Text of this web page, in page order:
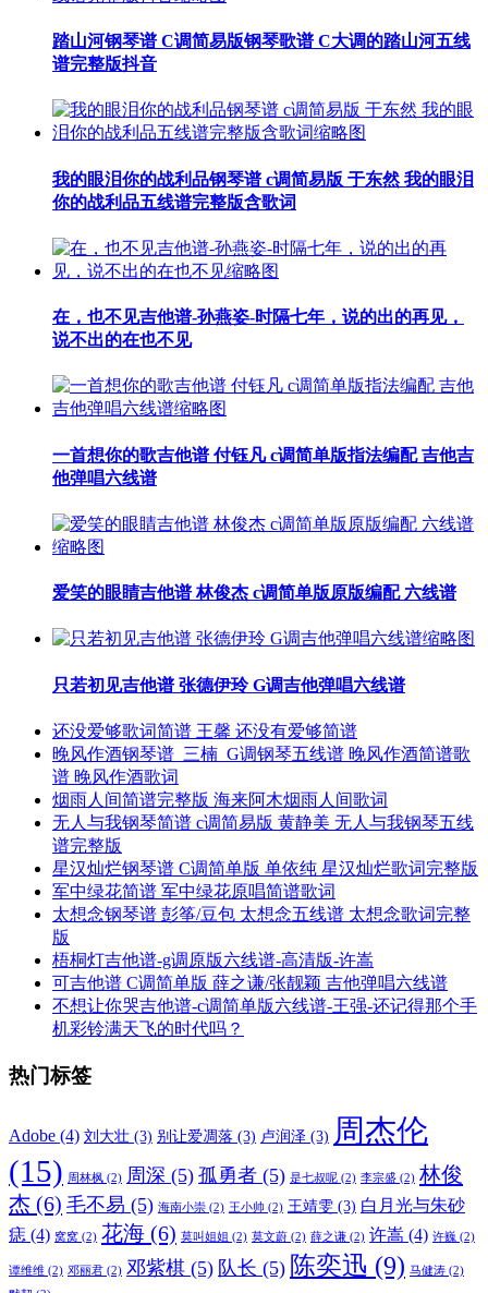
踏山河钢琴谱 C调简易版钢琴歌谱 C大调的踏山河五线
谱完整版抖音
我的眼泪你的战利品钢琴谱 c调简易版 于东然 我的眼泪
你的战利品五线谱完整版含歌词
在，也不见吉他谱-孙燕姿-时隔七年，说的出的再见，
说不出的在也不见
一首想你的歌吉他谱 付钰凡 c调简单版指法编配 吉他吉
他弹唱六线谱
爱笑的眼睛吉他谱 林俊杰 c调简单版原版编配 六线谱
只若初见吉他谱 张德伊玲 G调吉他弹唱六线谱
还没爱够歌词简谱 王馨 还没有爱够简谱
晚风作酒钢琴谱_三楠_G调钢琴五线谱 晚风作酒简谱歌
谱 晚风作酒歌词
烟雨人间简谱完整版 海来阿木烟雨人间歌词
无人与我钢琴简谱 c调简易版 黄静美 无人与我钢琴五线
谱完整版
星汉灿烂钢琴谱 C调简单版 单依纯 星汉灿烂歌词完整版
军中绿花简谱 军中绿花原唱简谱歌词
太想念钢琴谱 彭筝/豆包 太想念五线谱 太想念歌词完整
版
梧桐灯吉他谱-g调原版六线谱-高清版-许嵩
可吉他谱 C调简单版 薛之谦/张靓颖 吉他弹唱六线谱
不想让你哭吉他谱-c调简单版六线谱-王强-还记得那个手
机彩铃满天飞的时代吗？
热门标签
Adobe (4) 刘大壮 (3) 别让爱凋落 (3) 卢润泽 (3) 周杰伦
(15) 周林枫 (2) 周深 (5) 孤勇者 (5) 是七叔呢 (2) 李宗盛 (2) 林俊
杰 (6) 毛不易 (5) 海南小崇 (2) 王小帅 (2) 王靖雯 (3) 白月光与朱砂
痣 (4) 窝窝 (2) 花海 (6) 莫叫姐姐 (2) 莫文蔚 (2) 薛之谦 (2) 许嵩 (4) 许巍 (2)
谭维维 (2) 邓丽君 (2) 邓紫棋 (5) 队长 (5) 陈奕迅 (9) 马健涛 (2)